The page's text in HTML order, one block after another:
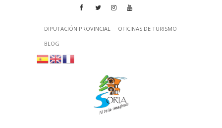
DIPUTACIÓN PROVINCIAL
OFICINAS DE TURISMO
BLOG